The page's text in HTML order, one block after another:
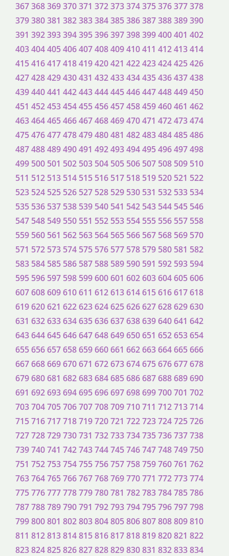
367368369370371 372373374375376377378
379380381 382383384385386387388389390
391 392393394395396397398399400401 402
403404405406407408409410411 412413414
415416417418419420421 422423424425426
427428429430431 432433434435436437438
439440441 442443444445446447448449450
451 452453454455456457458459460461 462
463464465466467468469470471 472473474
475476477478479480481 482483484485486
487488489490491 492493494495496497498
499 500 501 502 503 504 505 506 507 508 509 510
511 512 513 514 515 516 517 518 519 520 521 522
523 524 525 526 527 528 529 530 531 532 533 534
535 536 537 538 539 540 541 542 543 544 545 546
547 548 549 550 551 552 553 554 555 556 557 558
559 560 561 562 563 564 565 566 567 568 569 570
571 572 573 574 575 576 577 578 579 580 581 582
583 584 585 586 587 588 589 590 591 592 593 594
595 596 597 598 599600601 602603604605606
607608609610611 612613614615616617618
619620621 622623624625626627628629630
631 632633634635636637638639640641 642
643644645646647648649650651 652653654
655656657658659660661 662663664665666
667668669670671 672673674675676677678
679680681 682683684685686687688689690
691 692693694695696697698699700701 702
703704705706707708709710711 712713714
715716717718719720721 722723724725726
727728729730731 732733734735736737738
739740741 742743744745746747748749750
751 752753754755756757758759760761 762
763764765766767768769770771 772773774
775776777778779780781 782783784785786
787788789790791 792793794795796797798
799800801 802803804805806807808809810
811 812813814815816817818819820821 822
823824825826827828829830831 832833834